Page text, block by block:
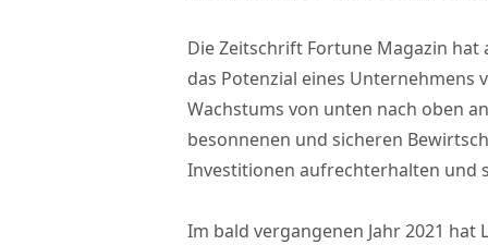
Die Zeitschrift Fortune Magazin
das Potenzial eines
Wachstums von unten nach oben
besonnenen und sicheren
Investitionen aufrechterhalten und
Im bald vergangenen Jahr 2021